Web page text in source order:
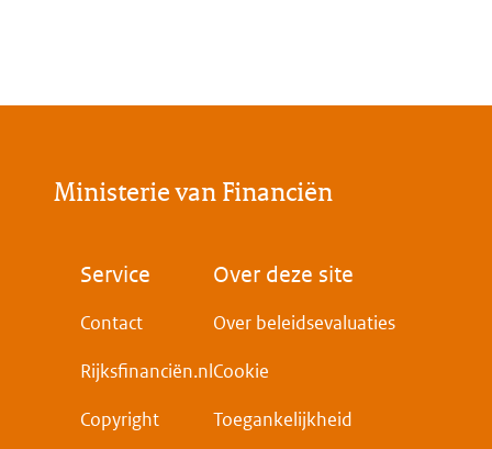
Ministerie van Financiën
Voet
Service
Contact
Rijksfinanciën.nl
Copyright
Over deze site
Over beleidsevaluaties
Cookie
Toegankelijkheid